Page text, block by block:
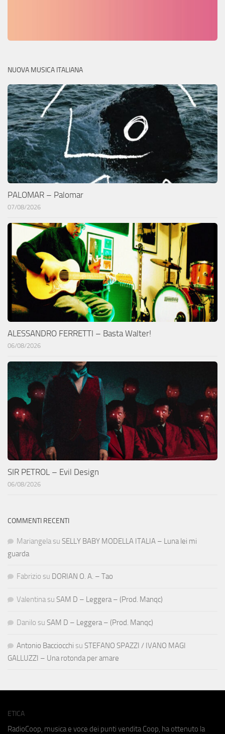
NUOVA MUSICA ITALIANA
PALOMAR – Palomar
07/08/2026
ALESSANDRO FERRETTI – Basta Walter!
06/08/2026
SIR PETROL – Evil Design
06/08/2026
COMMENTI RECENTI
Mariangela su SELLY BABY MODELLA ITALIA – Luna lei mi
guarda
Fabrizio su DORIAN O. A. – Tao
Valentina su SAM D – Leggera – (Prod. Manqc)
Danilo su SAM D – Leggera – (Prod. Manqc)
Antonio Bacciocchi su STEFANO SPAZZI / IVANO MAGI
GALLUZZI – Una rotonda per amare
ETICA
RadioCoop, musica e voce dei punti vendita Coop, ha ottenuto la